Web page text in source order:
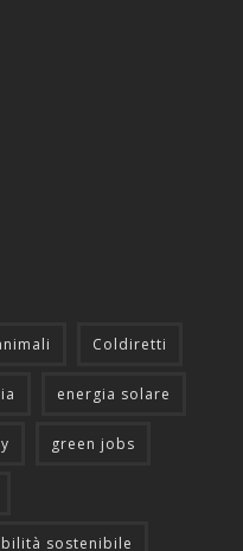
Coldiretti
energia solare
green jobs
sostenibile